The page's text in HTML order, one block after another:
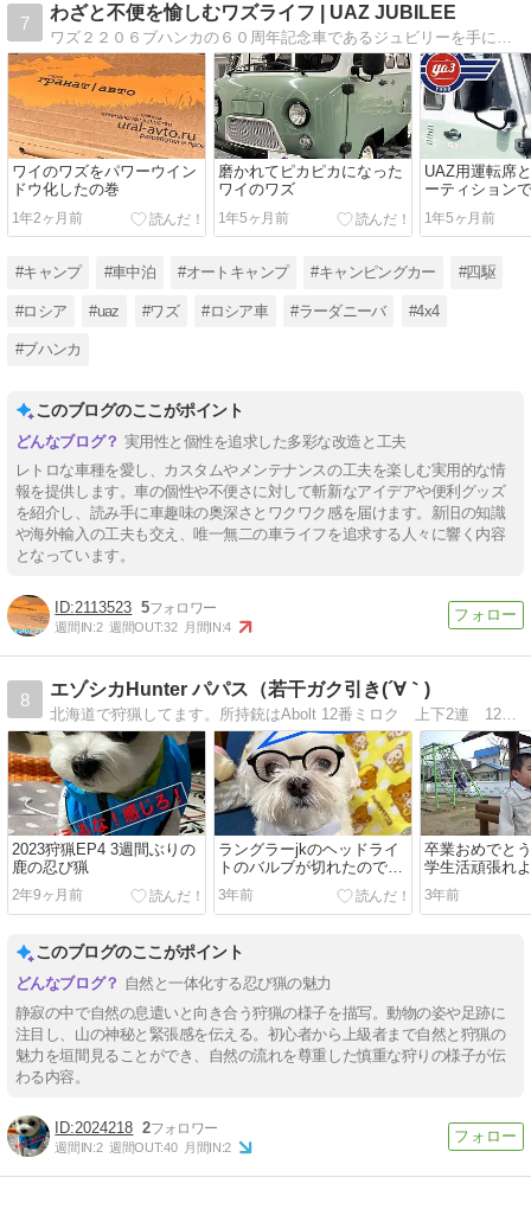
7
わざと不便を愉しむワズライフ | UAZ JUBILEE
ワイのワズをパワーウイン
ドウ化したの巻
1年2ヶ月前
磨かれてピカピカになった
ワイのワズ
1年5ヶ月前
UAZ用運転席
ーティション
ッチリかな
1年5ヶ月前
#キャンプ #車中泊 #オートキャンプ #キャンピングカー #四駆
#ロシア #uaz #ワズ #ロシア車 #ラーダニーバ #4x4
#ブハンカ
このブログのここがポイント
実用性と個性を追求した多彩な改造と工夫
レトロな車種を愛し、カスタムやメンテナンスの工夫を楽しむ実用的な情
報を提供します。車の個性や不便さに対して斬新なアイデアや便利グッズ
を紹介し、読み手に車趣味の奥深さとワクワク感を届けます。新旧の知識
や海外輸入の工夫も交え、唯一無二の車ライフを追求する人々に響く内容
となっています。
2113523 5
週間IN:2 週間OUT:32 月間IN:4
8
エゾシカHunter パパス（若干ガク引き(´∀｀)
北海道で狩猟してます。所持銃はAbolt 12番ミロク 上下2連 12番ボブキャット 6.25mmです。週末ハンターです。
2023狩猟EP4 3週間ぶりの
鹿の忍び猟
2年9ヶ月前
ラングラーjkのヘッドライ
トのバルブが切れたので交
換
3年前
卒業おめでと
学生活頑張れよ
3年前
このブログのここがポイント
自然と一体化する忍び猟の魅力
静寂の中で自然の息遣いと向き合う狩猟の様子を描写。動物の姿や足跡に
注目し、山の神秘と緊張感を伝える。初心者から上級者まで自然と狩猟の
魅力を垣間見ることができ、自然の流れを尊重した慎重な狩りの様子が伝
わる内容。
2024218 2
週間IN:2 週間OUT:40 月間IN:2